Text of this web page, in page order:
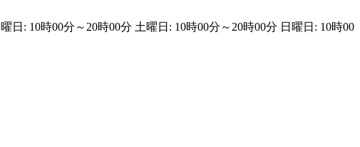
日: 10時00分～20時00分 土曜日: 10時00分～20時00分 日曜日: 10時00